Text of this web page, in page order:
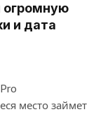
огромную
и дата
место займет